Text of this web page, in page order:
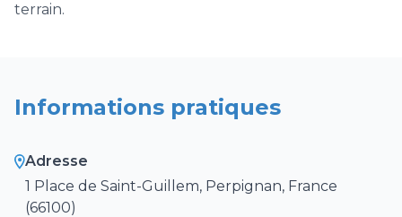
terrain.
Informations pratiques
Adresse
1 Place de Saint-Guillem, Perpignan, France
(66100)